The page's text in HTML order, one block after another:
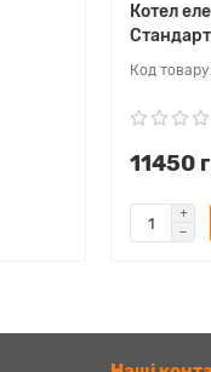
Котел
11450